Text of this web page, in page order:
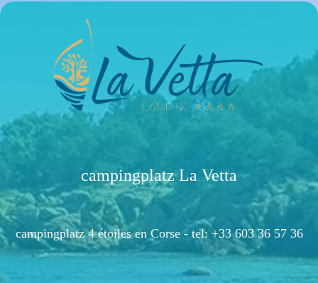
campingplatz La Vetta
campingplatz 4 étoiles en Corse - tel: +33 603 36 57 36